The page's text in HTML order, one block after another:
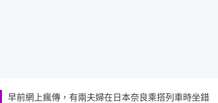
早前網上瘋傳，有兩夫婦在日本奈良乘搭列車時坐錯